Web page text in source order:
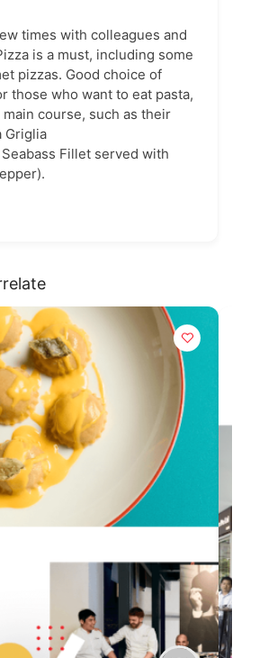
times with colleagues and
is a must, including some
pizzas. Good choice of
those who want to eat pasta,
course, such as their
Griglia
Fillet served with